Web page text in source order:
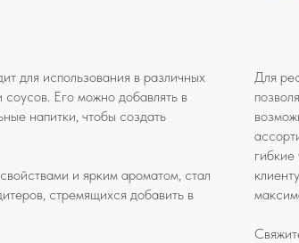
для использования в различных
соусов. Его можно добавлять в
напитки, чтобы создать
и ярким ароматом, стал
стремящихся добавить в
Для